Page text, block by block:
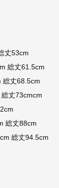
丈53cm
総丈61.5cm
総丈68.5cm
丈73cmcm
総丈88cm
総丈94.5cm